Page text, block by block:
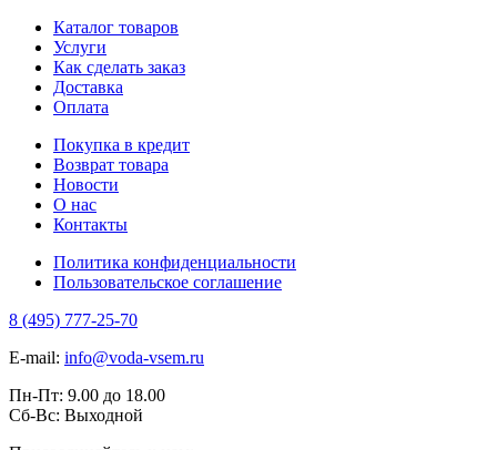
Каталог товаров
Услуги
Как сделать заказ
Доставка
Оплата
Покупка в кредит
Возврат товара
Новости
О нас
Контакты
Политика конфиденциальности
Пользовательское соглашение
8 (495) 777-25-70
E-mail: info@voda-vsem.ru
Пн-Пт: 9.00 до 18.00
Сб-Вс: Выходной